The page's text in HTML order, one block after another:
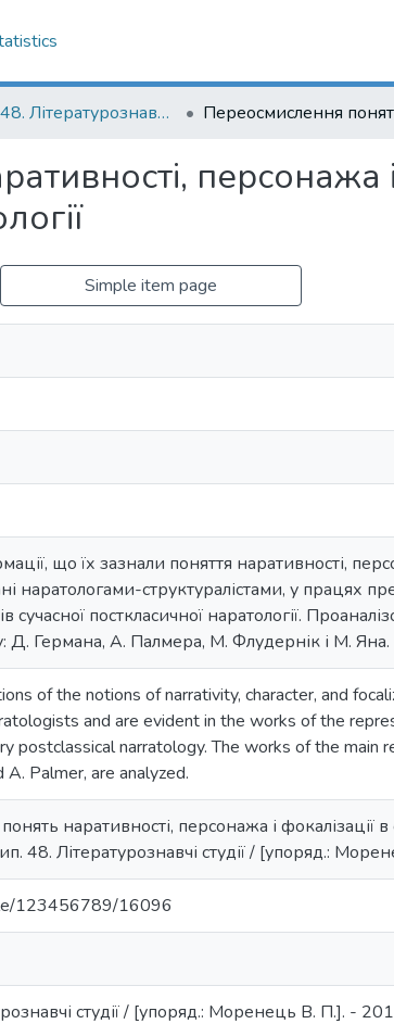
Вип. 48. Літературознавчі студії
персонажа
Simple item page
що їх зазнали поняття наративності,
наратологами-структуралістами, у працях
сучасної посткласичної наратології.
Д. Германа, А. Палмера, М. Флудернік і М. Яна.
of the notions of narrativity, character, and
and are evident in the works of the
postclassical narratology. The works of the main
A. Palmer, are analyzed.
наративності, персонажа і фокалізації в
48. Літературознавчі студії / [упоряд.:
123456789/16096
студії / [упоряд.: Моренець В. П.]. -